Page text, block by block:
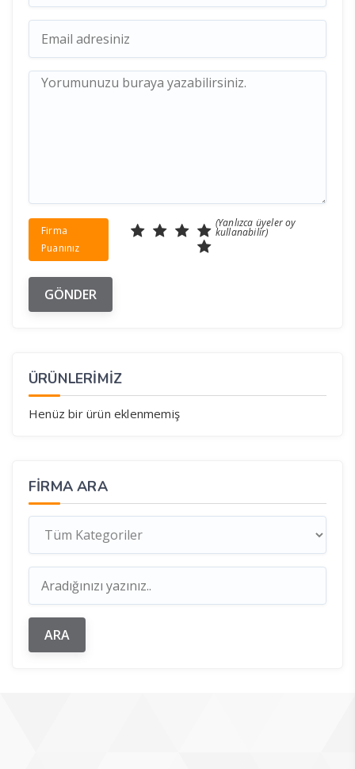
Firma
Puanınız
(Yanlızca üyeler oy
kullanabilir)
ÜRÜNLERİMİZ
Henüz bir ürün eklenmemiş
FIRMA ARA